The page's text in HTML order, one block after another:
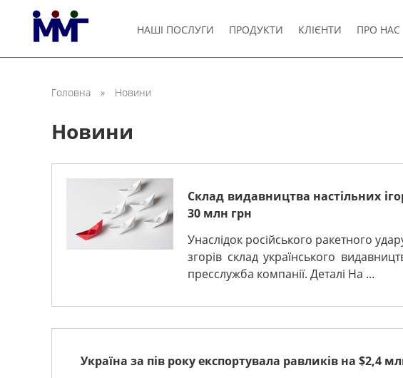
НАШІ ПОСЛУГИ ПРОДУКТИ КЛІЄНТИ ПРО НАС
Головна » Новини
Новини
Склад видавництва настільних
30 млн грн
Унаслідок російського ракетного
згорів склад українського
пресслужба компанії. Деталі На ...
Україна за пів року експортувала равликів на $2,4